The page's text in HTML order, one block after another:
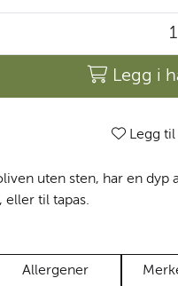
Legg i
Legg
uten sten, har en
eller til tapas.
Allergener